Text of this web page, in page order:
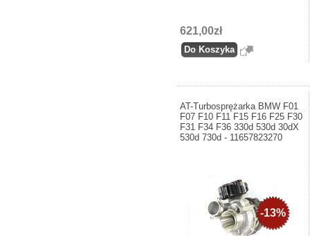
621,00zł
AT-Turbosprężarka BMW F01
F07 F10 F11 F15 F16 F25 F30
F31 F34 F36 330d 530d 30dX
530d 730d - 11657823270
-13%